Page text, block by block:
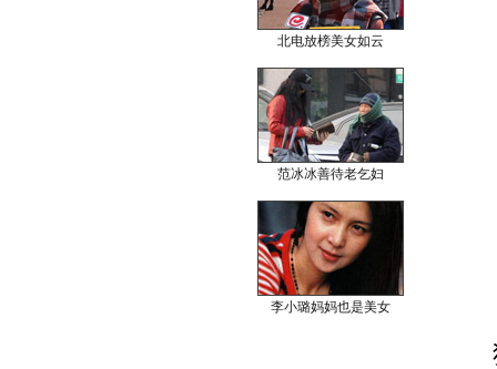
北电放榜美女如云
范冰冰善待老乞妇
李小璐妈妈也是美女